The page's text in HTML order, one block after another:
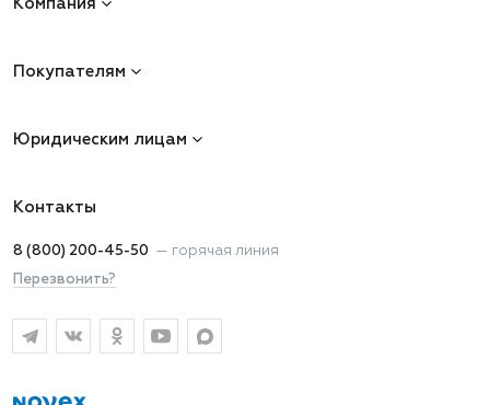
Компания
Покупателям
Юридическим лицам
Контакты
8 (800) 200-45-50 — горячая линия
Перезвонить?